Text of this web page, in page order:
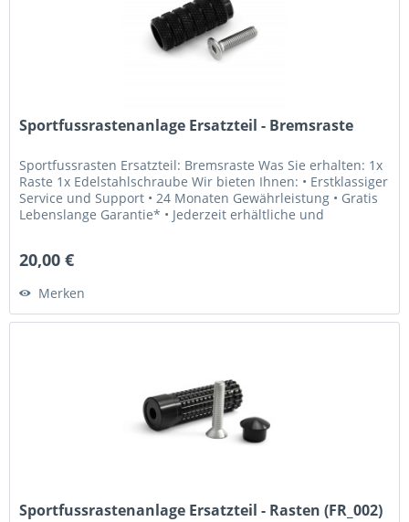
Sportfussrastenanlage Ersatzteil - Bremsraste
Sportfussrasten Ersatzteil: Bremsraste Was Sie erhalten: 1x
Raste 1x Edelstahlschraube Wir bieten Ihnen: • Erstklassiger
Service und Support • 24 Monaten Gewährleistung • Gratis
Lebenslange Garantie* • Jederzeit erhältliche und
20,00 €
Merken
Sportfussrastenanlage Ersatzteil - Rasten (FR_002)